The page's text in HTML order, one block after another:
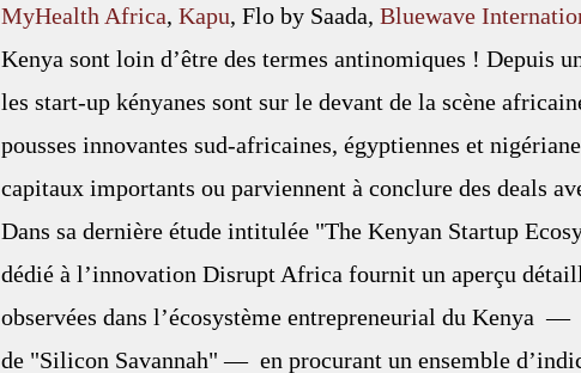
MyHealth Africa, Kapu, Flo by Saada, Bluewave
Kenya sont loin d’être des termes antinomiques ! Depuis
les start-up kényanes sont sur le devant de la scène
pousses innovantes sud-africaines, égyptiennes et
capitaux importants ou parviennent à conclure des deals
Dans sa dernière étude intitulée "The Kenyan Startup
dédié à l’innovation Disrupt Africa fournit un aperçu
observées dans l’écosystème entrepreneurial du Kenya  —
de "Silicon Savannah" —  en procurant un ensemble